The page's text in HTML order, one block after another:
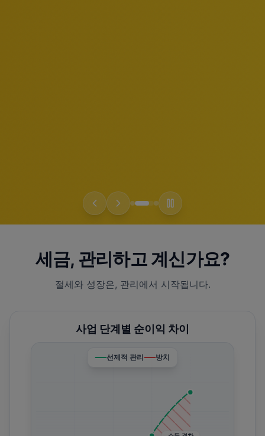
세금, 관리하고 계신가요?
절세와 성장은, 관리에서 시작됩니다.
사업 단계별 순이익 차이
선제적 관리 방치